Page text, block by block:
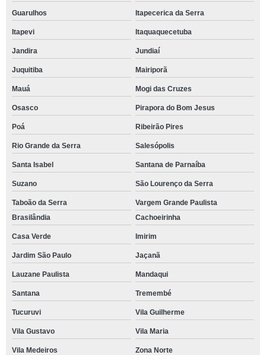
Guarulhos Itapecerica da Serra
Itapevi Itaquaquecetuba
Jandira Jundiaí
Juquitiba Mairiporã
Mauá Mogi das Cruzes
Osasco Pirapora do Bom Jesus
Poá Ribeirão Pires
Rio Grande da Serra Salesópolis
Santa Isabel Santana de Parnaíba
Suzano São Lourenço da Serra
Taboão da Serra
Vargem Grande Paulista
Brasilândia
Cachoeirinha
Casa Verde Imirim
Jardim São Paulo Jaçanã
Lauzane Paulista Mandaqui
Santana Tremembé
Tucuruvi Vila Guilherme
Vila Gustavo Vila Maria
Vila Medeiros
Zona Norte